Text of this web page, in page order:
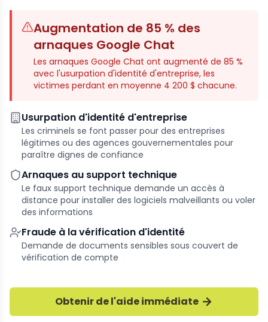
Augmentation de 85 % des
arnaques Google Chat
Les arnaques Google Chat ont augmenté de 85 %
avec l'usurpation d'identité d'entreprise, les
victimes perdant en moyenne 4 200 $ chacune.
Usurpation d'identité d'entreprise
Les criminels se font passer pour des entreprises
légitimes ou des agences gouvernementales pour
paraître dignes de confiance
Arnaques au support technique
Le faux support technique demande un accès à
distance pour installer des logiciels malveillants ou voler
des informations
Fraude à la vérification d'identité
Demande de documents sensibles sous couvert de
vérification de compte
Obtenir de l'aide immédiate